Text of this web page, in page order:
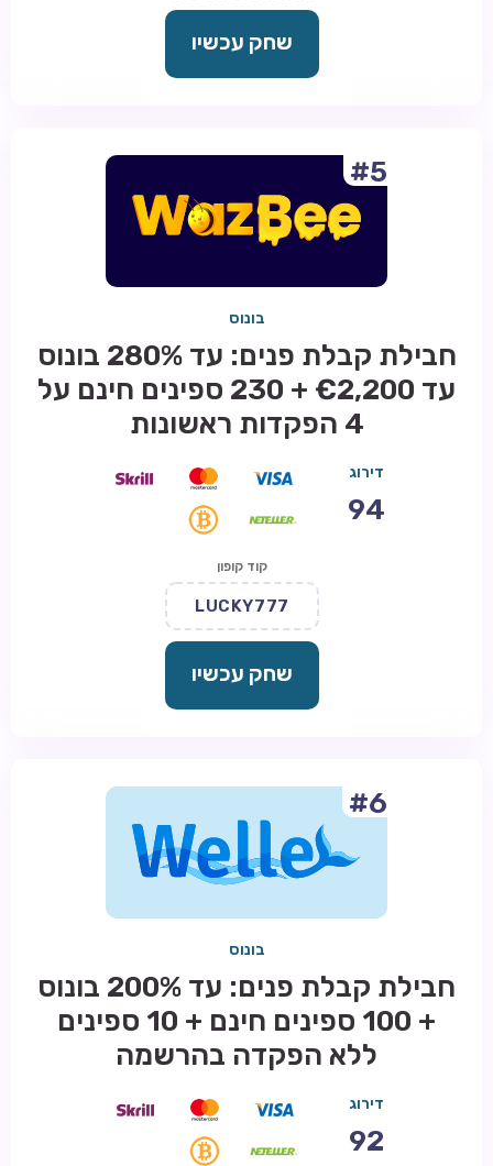
שחק עכשיו
#5
בונוס
חבילת קבלת פנים: עד 280% בונוס
עד €2,200 + 230 ספינים חינם על
4 הפקדות ראשונות
דירוג
94
קוד קופון
LUCKY777
שחק עכשיו
#6
בונוס
חבילת קבלת פנים: עד 200% בונוס
+ 100 ספינים חינם + 10 ספינים
ללא הפקדה בהרשמה
דירוג
92